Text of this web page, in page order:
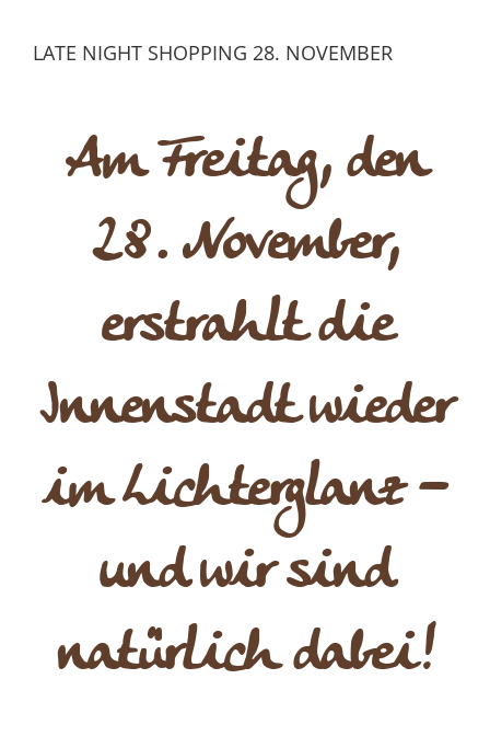
Bild
LATE NIGHT SHOPPING 28. NOVEMBER
Am Freitag, den
28. November,
erstrahlt die
Innenstadt wieder
im Lichterglanz –
und wir sind
natürlich dabei!